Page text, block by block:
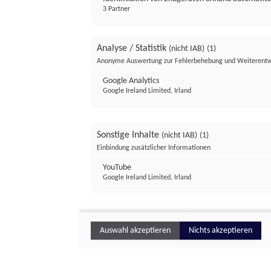
3 Partner
Analyse / Statistik (nicht IAB) (1)
Anonyme Auswertung zur Fehlerbehebung und
Google Analytics
Google Ireland Limited, Irland
Sonstige Inhalte (nicht IAB) (1)
Einbindung zusätzlicher Informationen
YouTube
Google Ireland Limited, Irland
Auswahl akzeptieren Nichts akzeptieren